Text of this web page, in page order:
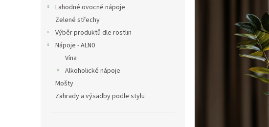
Lahodné ovocné nápoje
Zelené střechy
Výběr produktů dle rostlin
Nápoje - ALN0
Vína
Alkoholické nápoje
Mošty
Zahrady a výsadby podle stylu